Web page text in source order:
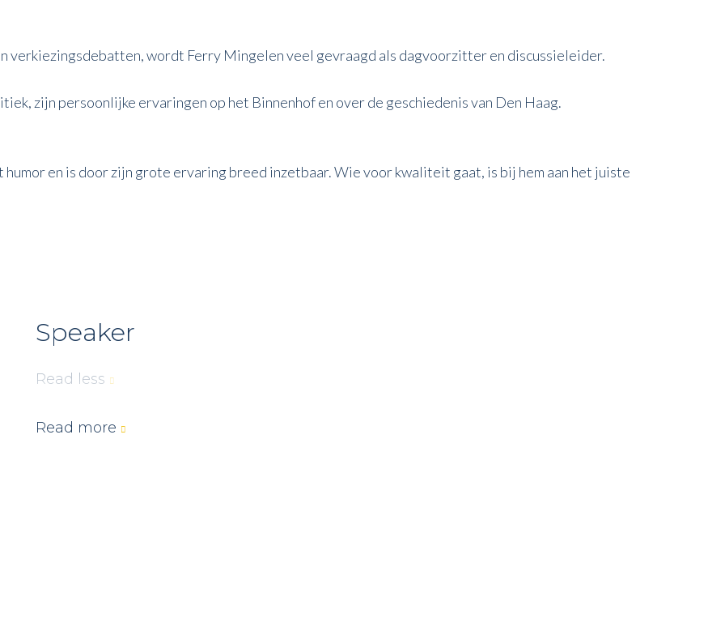
verkiezingsdebatten, wordt Ferry Mingelen veel gevraagd als dagvoorzitter en discussieleider.
zijn persoonlijke ervaringen op het Binnenhof en over de geschiedenis van Den Haag.
en is door zijn grote ervaring breed inzetbaar. Wie voor kwaliteit gaat, is bij hem aan het juiste
Speaker
Read more
Read less